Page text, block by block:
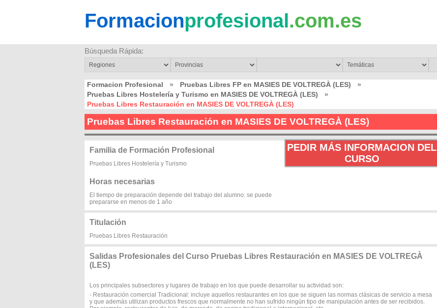
Formacionprofesional.com.es
Búsqueda Rápida:
Formacion Profesional » Pruebas Libres FP en MASIES DE VOLTREGÀ (LES)
»
Pruebas Libres Hostelería y Turismo en MASIES DE VOLTREGÀ (LES)
»
Pruebas Libres Restauración en MASIES DE VOLTREGÀ (LES)
Pruebas Libres Restauración en MASIES DE VOLTREGÀ (LES)
PEDIR MÁS INFORMACION DEL
CURSO
Familia de Formación Profesional
Pruebas Libres Hostelería y Turismo
Horas necesarias
El tiempo de preparación depende del trabajo del alumno: se puede
prepararse en menos de 1 año
Titulación
Pruebas Libres Restauración
Salidas Profesionales del Curso Pruebas Libres Restauración en MASIES DE VOLTREGÀ
(LES)
Los principales subsectores y lugares de trabajo en los que puede desarrollar su actividad son:
- Restauración comercial Tradicional: incluye aquellos restaurantes en los que se siguen las normas clásicas de servicio a mesa
y que además utilizan productos frescos que normalmente no han sufrido ningún tipo de manipulación antes de ser recibidos.